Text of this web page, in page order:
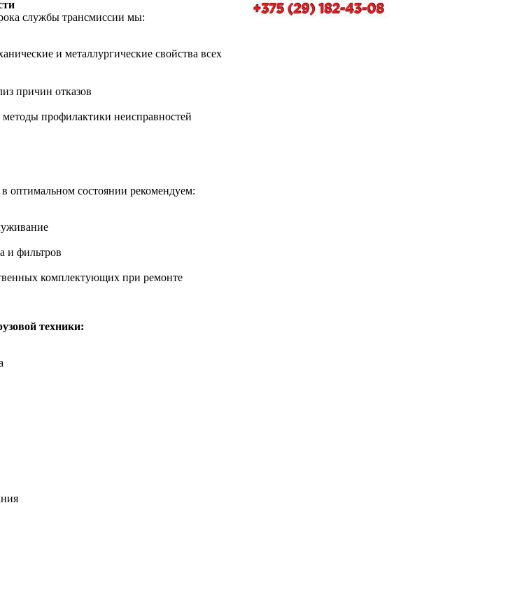
службы трансмиссии мы:
и металлургические свойства всех
причин отказов
профилактики неисправностей
оптимальном состоянии рекомендуем:
и фильтров
комплектующих при ремонте
техники: